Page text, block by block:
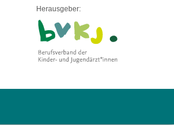
Herausgeber: